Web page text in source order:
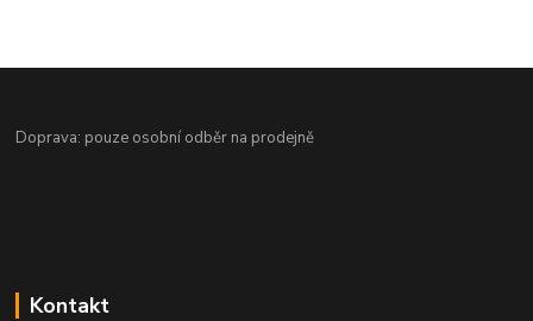
Doprava: pouze osobní odběr na prodejně
Kontakt